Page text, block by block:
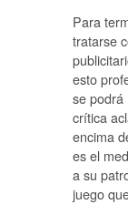
Para
tratarse
esto
se podrá
crítica
encima
es el
a su
juego